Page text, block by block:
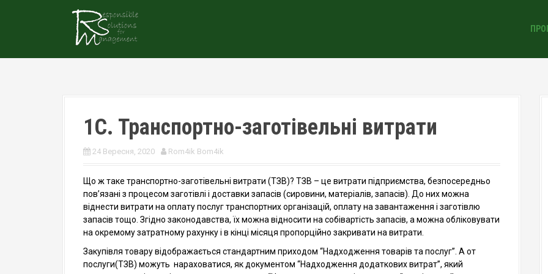
t
1С. Транспортно-заготівельні витрати
24 Вересня, 2020 Rom4ik Bom4ik
Що ж таке транспортно-заготівельні витрати (ТЗВ)? ТЗВ – це витрати підприємства, безпосередньо
пов’язані з процесом заготівлі і доставки запасів (сировини, матеріалів, запасів). До них можна
віднести витрати на оплату послуг транспортних організацій, оплату на завантаження і заготівлю
запасів тощо. Згідно законодавства, їх можна відносити на собівартість запасів, а можна обліковувати
на окремому затратному рахунку і в кінці місяця пропорційно закривати на витрати.
Закупівля товару відображається стандартним приходом “Надходження товарів та послуг”. А от
послуги(ТЗВ) можуть нараховатися, як документом “Надходження додаткових витрат”, який